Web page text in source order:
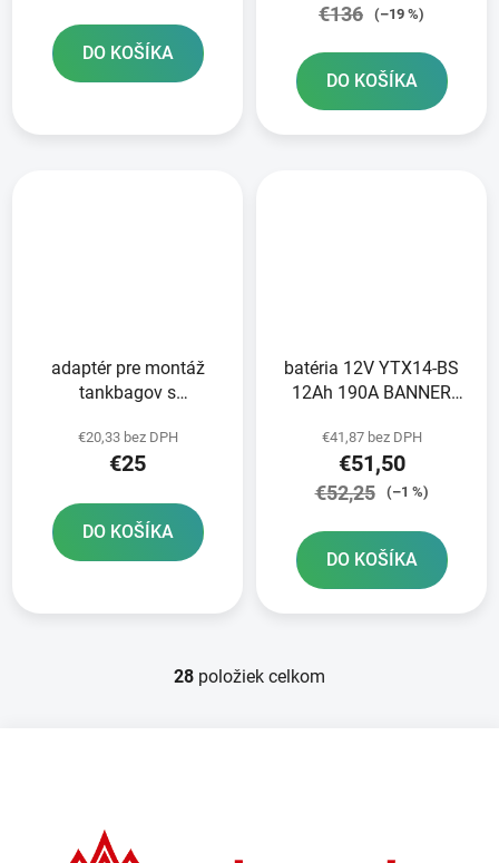
DO KOŠÍKA
nádrže objem 4 l
€136 (–19 %)
DO KOŠÍKA
adaptér pre montáž
tankbagov s
systémom OXFORD
BMW/Ducati 5 skrutiek
€20,33 bez DPH
€25
DO KOŠÍKA
batéria 12V YTX14-BS
12Ah 190A BANNER
150x87x147
€41,87 bez DPH
€51,50
€52,25 (–1 %)
DO KOŠÍKA
O
28 položiek celkom